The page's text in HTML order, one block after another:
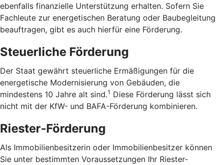
ebenfalls finanzielle Unterstützung erhalten. Sofern Sie
Fachleute zur energetischen Beratung oder Baubegleitung
beauftragen, gibt es auch hierfür eine Förderung.
Steuerliche Förderung
Der Staat gewährt steuerliche Ermäßigungen für die
energetische Modernisierung von Gebäuden, die
mindestens 10 Jahre alt sind.1 Diese Förderung lässt sich
nicht mit der KfW- und BAFA-Förderung kombinieren.
Riester-Förderung
Als Immobilienbesitzerin oder Immobilienbesitzer können
Sie unter bestimmten Voraussetzungen Ihr Riester-